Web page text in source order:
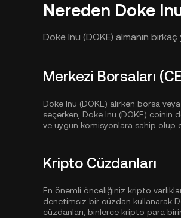
Nereden Doke
Doke Inu (DOKE) almanın
Merkezi Borsaları
Doke Inu (DOKE) alırken borsa
seçerken, Doke Inu (DOKE) coinin
ve uygun komisyonlara sahip olup
Kripto Cüzdanları
En önemli önceliğiniz kripto
denetimsiz bir cüzdan kullanarak
cüzdanları, binlerce kripto para